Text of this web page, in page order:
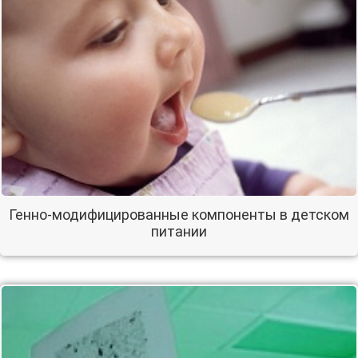
Генно-модифицированные компоненты в детском
питании